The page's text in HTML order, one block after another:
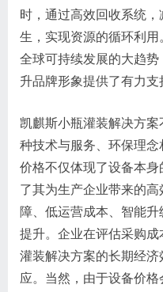
时，通过高效回收系统
生，实现资源的循环利
全球可持续发展的大趋
升品牌形象提供了有力支
凯麒斯小瓶灌装解决方
种技术与服务、环保理
价格不仅体现了设备本
了其为生产企业带来的
障、低运营成本、智能
提升。企业在评估采购
灌装解决方案的长期经
应。当然，由于设备价